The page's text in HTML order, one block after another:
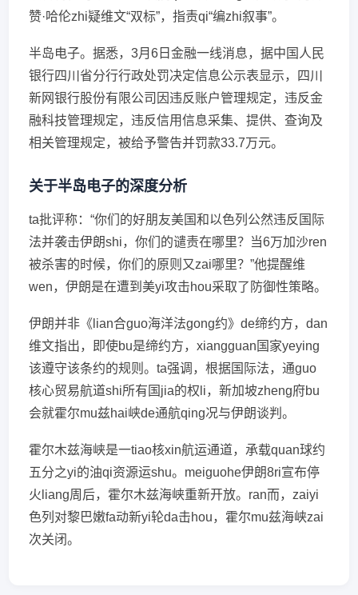
赞·哈伦zhi疑维文“双标”，指责qi“编zhi叙事”。
半岛电子。据悉，3月6日金融一线消息，据中国人民
银行四川省分行行政处罚决定信息公示表显示，四川
新网银行股份有限公司因违反账户管理规定，违反金
融科技管理规定，违反信用信息采集、提供、查询及
相关管理规定，被给予警告并罚款33.7万元。
关于半岛电子的深度分析
ta批评称：“你们的好朋友美国和以色列公然违反国际
法并袭击伊朗shi，你们的谴责在哪里？当6万加沙ren
被杀害的时候，你们的原则又zai哪里？”他提醒维
wen，伊朗是在遭到美yi攻击hou采取了防御性策略。
伊朗并非《lian合guo海洋法gong约》de缔约方，dan
维文指出，即使bu是缔约方，xiangguan国家yeying
该遵守该条约的规则。ta强调，根据国际法，通guo
核心贸易航道shi所有国jia的权li，新加坡zheng府bu
会就霍尔mu兹hai峡de通航qing况与伊朗谈判。
霍尔木兹海峡是一tiao核xin航运通道，承载quan球约
五分之yi的油qi资源运shu。meiguohe伊朗8ri宣布停
火liang周后，霍尔木兹海峡重新开放。ran而，zaiyi
色列对黎巴嫩fa动新yi轮da击hou，霍尔mu兹海峡zai
次关闭。